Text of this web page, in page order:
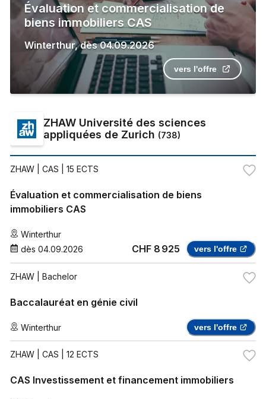
Évaluation et commercialisation de
biens immobiliers CAS
Winterthur,dès 04.09.2026
vers l'offre
ZHAW Université des sciences
appliquées de Zurich (738)
ZHAW | CAS | 15 ECTS
Évaluation et commercialisation de biens
immobiliers CAS
Winterthur
dès 04.09.2026 CHF 8 925 vers l'offre
ZHAW | Bachelor
Baccalauréat en génie civil
Winterthur vers l'offre
ZHAW | CAS | 12 ECTS
CAS Investissement et financement immobiliers